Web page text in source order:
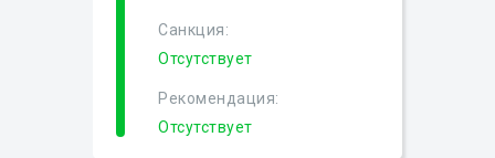
Санкция:
Рекомендация:
Отсутствует
Отсутствует